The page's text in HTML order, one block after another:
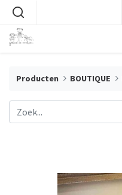
Producten BOUTIQUE